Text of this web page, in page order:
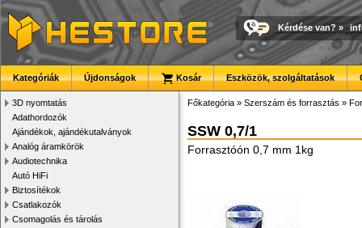
Kérdése van? »
Kategóriák Újdonságok Kosár Eszközök, szolgáltatások
3D nyomtatás
Adathordozók
Ajándékok, ajándékutalványok
Analóg áramkörök
Audiotechnika
Autó HiFi
Biztosítékok
Csatlakozók
Csomagolás és tárolás
Főkategória » Szerszám és forrasztás »
SSW 0,7/1
Forrasztóón 0,7 mm 1kg